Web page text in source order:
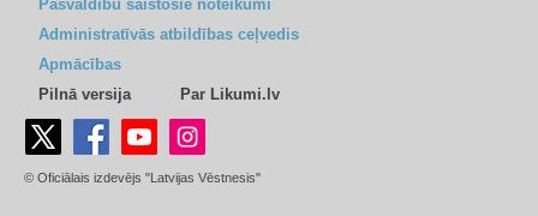
Pašvaldību saistošie noteikumi
Administratīvās atbildības ceļvedis
Apmācības
Pilnā versija
Par Likumi.lv
© Oficiālais izdevējs "Latvijas Vēstnesis"